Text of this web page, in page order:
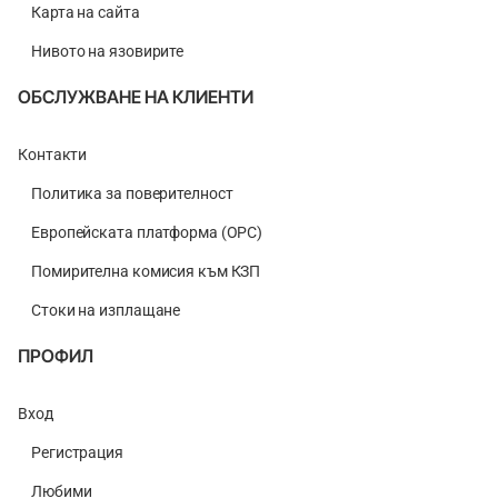
Карта на сайта
Нивото на язовирите
ОБСЛУЖВАНЕ НА КЛИЕНТИ
Контакти
Политика за поверителност
Европейската платформа (ОРС)
Помирителна комисия към КЗП
Стоки на изплащане
ПРОФИЛ
Вход
Регистрация
Любими